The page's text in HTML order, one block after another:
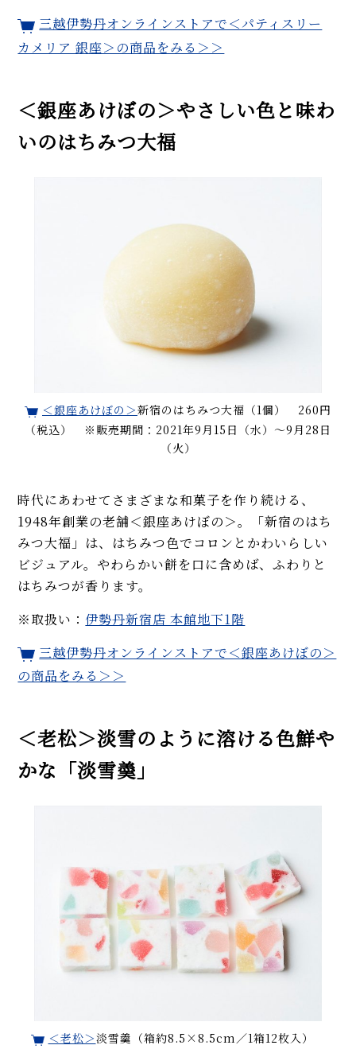
三越伊勢丹オンラインストアで＜パティスリー
カメリア 銀座＞の商品をみる＞＞
＜銀座あけぼの＞やさしい色と味わ
いのはちみつ大福
＜銀座あけぼの＞新宿のはちみつ大福（1個） 260円
（税込） ※販売期間：2021年9月15日（水）～9月28日
（火）
時代にあわせてさまざまな和菓子を作り続ける、
1948年創業の老舗＜銀座あけぼの＞。「新宿のはち
みつ大福」は、はちみつ色でコロンとかわいらしい
ビジュアル。やわらかい餅を口に含めば、ふわりと
はちみつが香ります。
※取扱い： 伊勢丹新宿店 本館地下1階
三越伊勢丹オンラインストアで＜銀座あけぼの＞
の商品をみる＞＞
＜老松＞淡雪のように溶ける色鮮や
かな「淡雪羮」
＜老松＞淡雪羹（箱約8.5×8.5cm／1箱12枚入）